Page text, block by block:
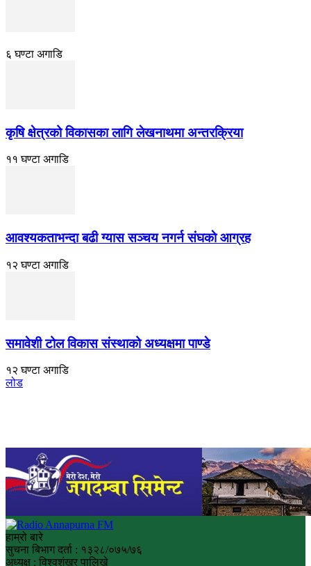
६ घण्टा अगाडि
कृषि क्षेत्रको विकासका लागि लेखनाथमा अन्तरक्रिया
११ घण्टा अगाडि
आवश्यकताभन्दा बढी ग्यास सञ्चय नगर्न संघकाे आग्रह
१२ घण्टा अगाडि
समावेशी टोल विकास संस्थाको अध्यक्षमा पाण्डे
१२ घण्टा अगाडि
लोड
हाम्रो बारे
सुचना बिभाग दर्ता : १३२८/०७५/७६
अध्यक्ष : विश्वशंखर पालिखे